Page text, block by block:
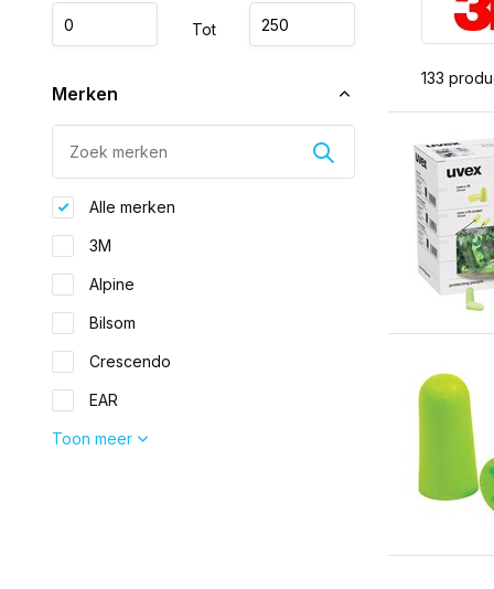
Tot
Merken
Alle merken
3M
Alpine
Bilsom
Crescendo
EAR
Toon meer
133